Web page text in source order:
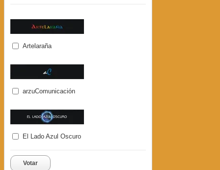
Artelaraña
arzuComunicación
El Lado Azul Oscuro
Votar